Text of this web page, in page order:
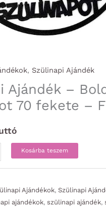
, Szülinapi Ajándék
Ajándék –
70 fekete –
Kosárba teszem
Ajándékok,Szülinapi
ajándékok,szülinapi ajándék,